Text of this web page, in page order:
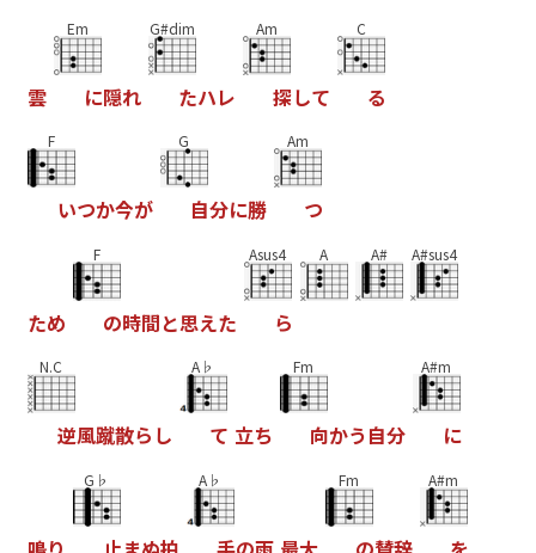
雲
Em
に隠れ
G#dim
たハレ
Am
探して
C
る
F
いつか今が
G
自分に勝
Am
つ
ため
F
の時間と思えた
Asus4
ら
A A# A#sus4
N.C
逆風蹴散ら し
A♭
て 立ち
Fm
向かう 自分
A#m
に
G♭ A♭ Fm A#m